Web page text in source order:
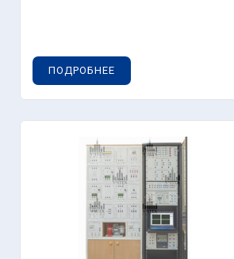
ПОДРОБНЕЕ